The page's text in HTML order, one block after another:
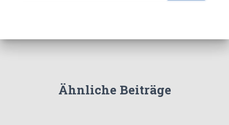
Ähnliche Beiträge